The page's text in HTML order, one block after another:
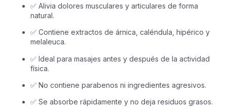
✅ Alivia dolores musculares y articulares de forma
natural.
✅ Contiene extractos de árnica, caléndula, hipérico y
melaleuca.
✅ Ideal para masajes antes y después de la actividad
física.
✅ No contiene parabenos ni ingredientes agresivos.
✅ Se absorbe rápidamente y no deja residuos grasos.